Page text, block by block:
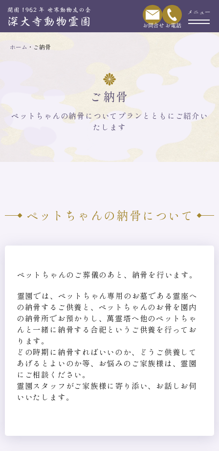
ホーム ご納骨
ご納骨
ペットちゃんの納骨についてプランとともにご紹介い
たします
ペットちゃんの納骨について
ペットちゃんのご葬儀のあと、納骨を行います。
霊園では、ペットちゃん専用のお墓である霊座へ
の納骨するご供養と、ペットちゃんのお骨を園内
の納骨所でお預かりし、萬霊塔へ他のペットちゃ
んと一緒に納骨する合祀というご供養を行ってお
ります。
どの時期に納骨すればいいのか、どうご供養して
あげるとよいのか等、お悩みのご家族様は、霊園
にご相談ください。
霊園スタッフがご家族様に寄り添い、お話しお伺
いいたします。